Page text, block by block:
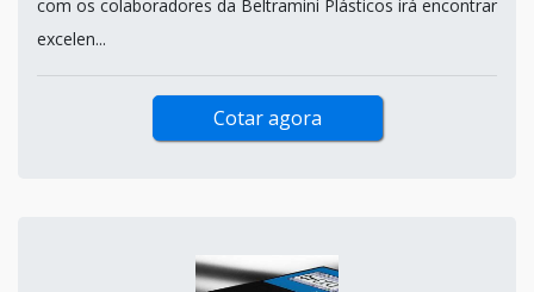
com os colaboradores da Beltramini Plásticos irá encontrar
excelen...
Cotar agora